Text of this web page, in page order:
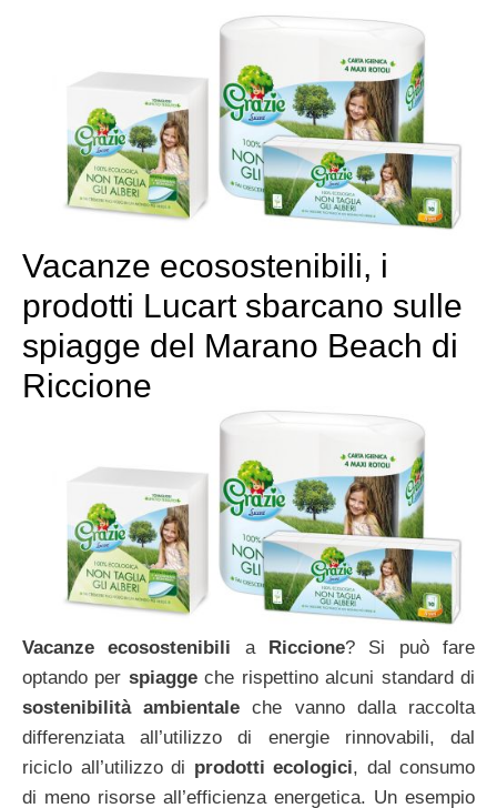
Vacanze ecosostenibili, i
prodotti Lucart sbarcano sulle
spiagge del Marano Beach di
Riccione
Vacanze ecosostenibili a Riccione? Si può fare
optando per spiaggeche rispettino alcuni standard di
sostenibilità ambientale che vanno dalla raccolta
differenziata all’utilizzo di energie rinnovabili, dal
riciclo all’utilizzo di prodotti ecologici, dal consumo
di meno risorse all’efficienza energetica. Un esempio